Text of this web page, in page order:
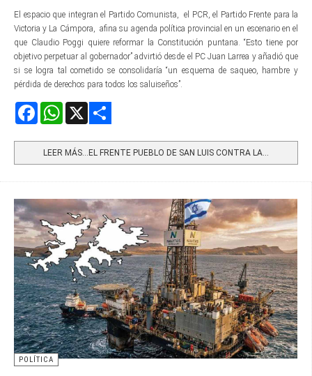
El espacio que integran el Partido Comunista, el PCR, el Partido Frente para la
Victoria y La Cámpora, afina su agenda política provincial en un escenario en el
que Claudio Poggi quiere reformar la Constitución puntana. “Esto tiene por
objetivo perpetuar al gobernador” advirtió desde el PC Juan Larrea y añadió que
si se logra tal cometido se consolidaría “un esquema de saqueo, hambre y
pérdida de derechos para todos los saluiseños”.
FacebookWhatsApp
LEER MÁS…EL FRENTE PUEBLO DE SAN LUIS CONTRA LA...
POLÍTICA